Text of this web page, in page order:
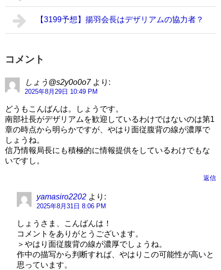
【3199予想】揚羽会長はデザリアムの協力者？
コメント
しょう@s2y0o0o7 より:
2025年8月29日 10:49 PM
どうもこんばんは。しょうです。
南部社長がデザリアムを歓迎しているわけではないのは第1
章の時点から明らかですが、やはり面従腹背の線が濃厚で
しょうね。
信乃情報局長にも積極的に情報提供をしているわけでもな
いですし。
返信
yamasiro2202 より:
2025年8月31日 8:06 PM
しょうさま、こんばんは！
コメントをありがとうございます。
＞やはり面従腹背の線が濃厚でしょうね。
作中の描写から判断すれば、やはりこの可能性が高いと
思っています。